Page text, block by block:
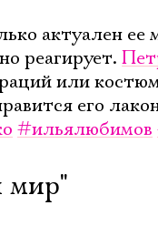
актуален ее
реагирует.
или
его
#ильялюбимов
мир"